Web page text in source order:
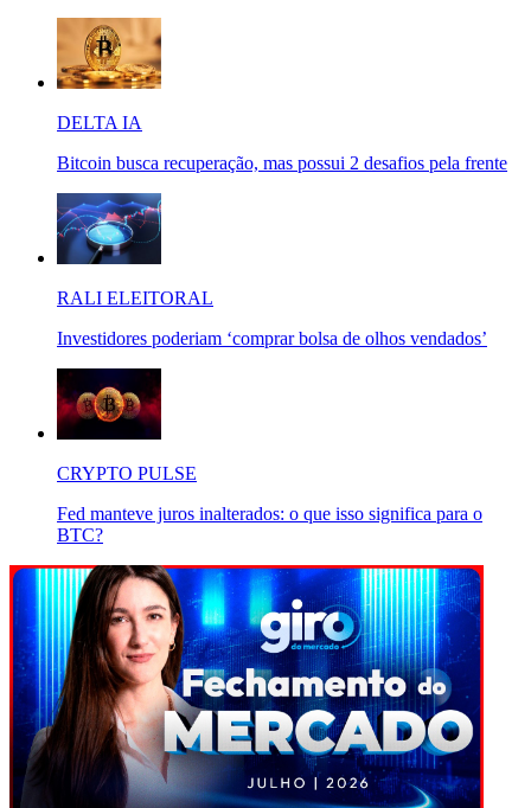
DELTA IA
Bitcoin busca recuperação, mas possui 2 desafios pela frente
RALI ELEITORAL
Investidores poderiam ‘comprar bolsa de olhos vendados’
CRYPTO PULSE
Fed manteve juros inalterados: o que isso significa para o
BTC?